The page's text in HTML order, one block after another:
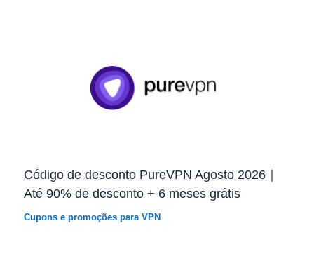
Código de desconto PureVPN Agosto 2026｜
Até 90% de desconto + 6 meses grátis
Cupons e promoções para VPN